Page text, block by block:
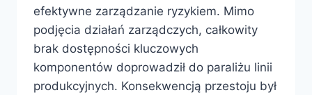
efektywne zarządzanie ryzykiem. Mimo
podjęcia działań zarządczych, całkowity
brak dostępności kluczowych
komponentów doprowadził do paraliżu linii
produkcyjnych. Konsekwencją przestoju był